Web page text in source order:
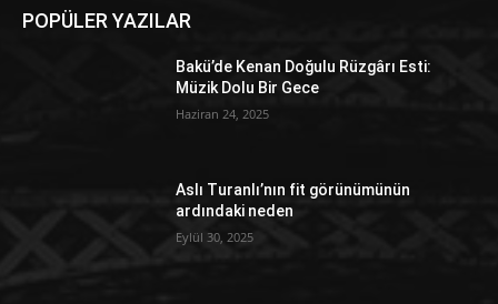
POPÜLER YAZILAR
Bakü’de Kenan Doğulu Rüzgârı Esti:
Müzik Dolu Bir Gece
Haziran 24, 2025
Aslı Turanlı’nın fit görünümünün
ardındaki neden
Eylül 30, 2025